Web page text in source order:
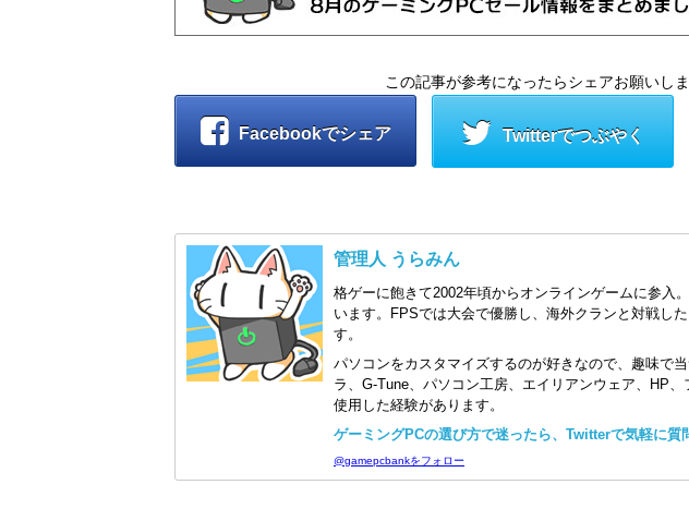
この記事が参考になったらシェアお願いしま
Facebookでシェア Twitterでつぶやく
管理人 うらみん
格ゲーに飽きて2002年頃からオンラインゲームに参入
います。FPSでは大会で優勝し、海外クランと対戦し
す。
パソコンをカスタマイズするのが好きなので、趣味で
ラ、G-Tune、パソコン工房、エイリアンウェア、HP
使用した経験があります。
ゲーミングPCの選び方で迷ったら、Twitterで気軽に
@gamepcbankをフォロー